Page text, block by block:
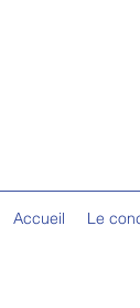
Accueil Le